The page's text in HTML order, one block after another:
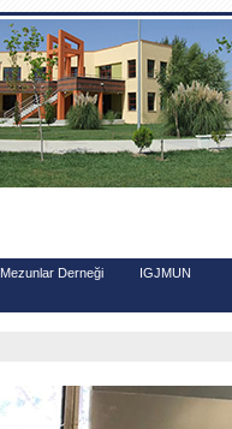
Mezunlar Derneği IGJMUN